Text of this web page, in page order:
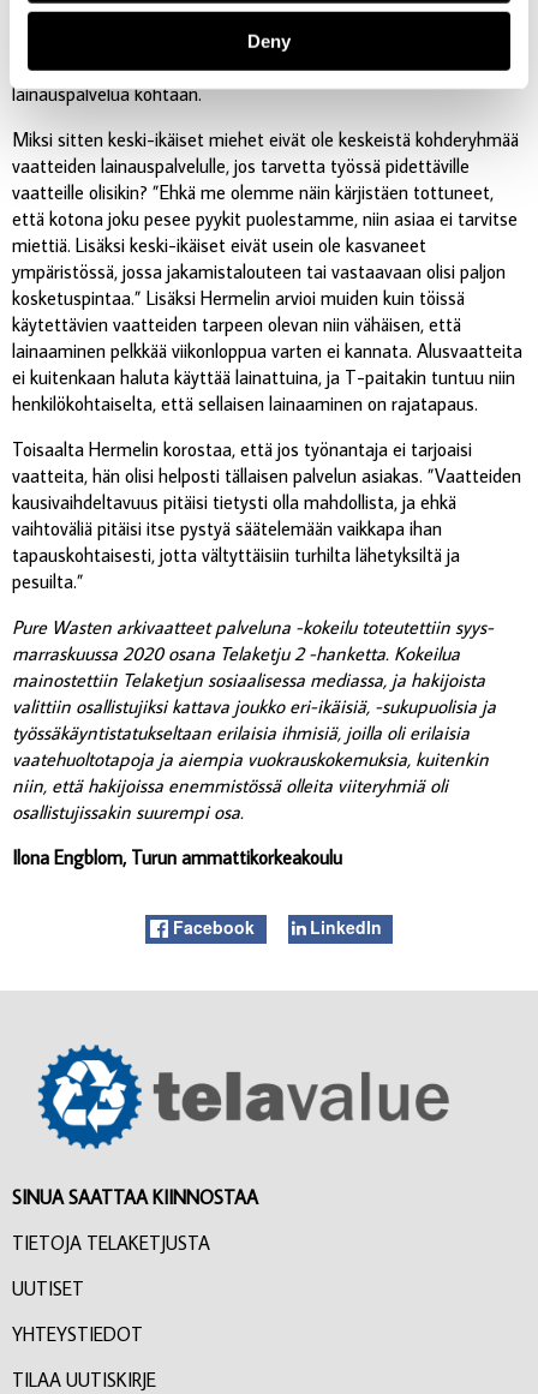
Deny
Kokeilu on herättänyt mielenkiintoa myös Hermelinin
työympäristössä, kun hän on osallistumisestaan kertonut.
Erityisesti nuoremmat kollegat ovat osoittaneet kiinnostusta
lainauspalvelua kohtaan.
Miksi sitten keski-ikäiset miehet eivät ole keskeistä kohderyhmää
vaatteiden lainauspalvelulle, jos tarvetta työssä pidettäville
vaatteille olisikin? ”Ehkä me olemme näin kärjistäen tottuneet,
että kotona joku pesee pyykit puolestamme, niin asiaa ei tarvitse
miettiä. Lisäksi keski-ikäiset eivät usein ole kasvaneet
ympäristössä, jossa jakamistalouteen tai vastaavaan olisi paljon
kosketuspintaa.” Lisäksi Hermelin arvioi muiden kuin töissä
käytettävien vaatteiden tarpeen olevan niin vähäisen, että
lainaaminen pelkkää viikonloppua varten ei kannata. Alusvaatteita
ei kuitenkaan haluta käyttää lainattuina, ja T-paitakin tuntuu niin
henkilökohtaiselta, että sellaisen lainaaminen on rajatapaus.
Toisaalta Hermelin korostaa, että jos työnantaja ei tarjoaisi
vaatteita, hän olisi helposti tällaisen palvelun asiakas. ”Vaatteiden
kausivaihdeltavuus pitäisi tietysti olla mahdollista, ja ehkä
vaihtoväliä pitäisi itse pystyä säätelemään vaikkapa ihan
tapauskohtaisesti, jotta vältyttäisiin turhilta lähetyksiltä ja
pesuilta.”
Pure Wasten arkivaatteet palveluna -kokeilu toteutettiin syys-
marraskuussa 2020 osana Telaketju 2 -hanketta. Kokeilua
mainostettiin Telaketjun sosiaalisessa mediassa, ja hakijoista
valittiin osallistujiksi kattava joukko eri-ikäisiä, -sukupuolisia ja
työssäkäyntistatukseltaan erilaisia ihmisiä, joilla oli erilaisia
vaatehuoltotapoja ja aiempia vuokrauskokemuksia, kuitenkin
niin, että hakijoissa enemmistössä olleita viiteryhmiä oli
osallistujissakin suurempi osa.
Ilona Engblom, Turun ammattikorkeakoulu
Facebook LinkedIn
SINUA SAATTAA KIINNOSTAA
TIETOJA TELAKETJUSTA
UUTISET
YHTEYSTIEDOT
TILAA UUTISKIRJE